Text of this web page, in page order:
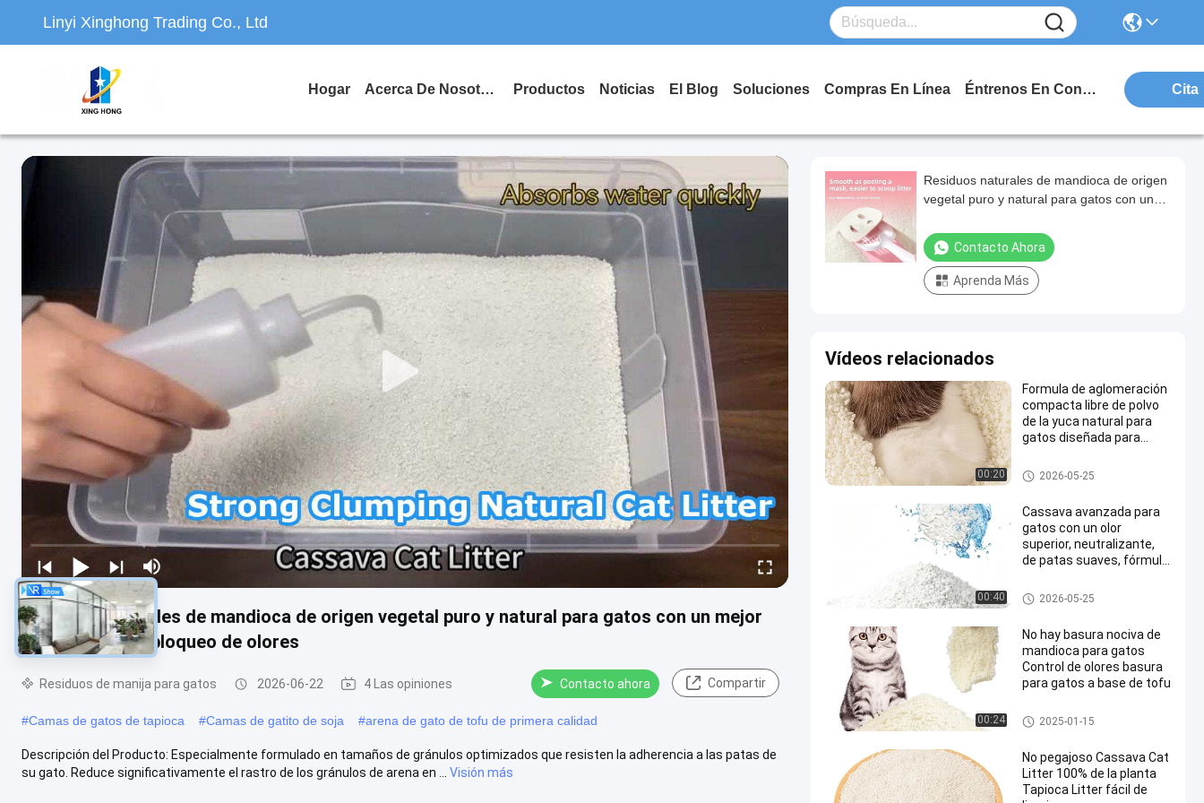
Linyi Xinghong Trading Co., Ltd
Hogar Acerca De Nosotros Productos Noticias El Blog Soluciones Compras En Línea Éntrenos En Contacto Con Cita
Residuos naturales de mandioca de origen vegetal puro y natural para gatos con un mejor
rendimiento de bloqueo de olores
Residuos de manija para gatos 2026-06-22 4 Las opiniones Contacto ahora Compartir
#Camas de gatos de tapioca #Camas de gatito de soja #arena de gato de tofu de primera calidad
Descripción del Producto: Especialmente formulado en tamaños de gránulos optimizados que resisten la adherencia a las patas de
su gato. Reduce significativamente el rastro de los gránulos de arena en ...
Visión más
Residuos naturales de mandioca de origen
vegetal puro y natural para gatos con un
Contacto Ahora
Aprenda Más
Vídeos relacionados
00:20
Formula de aglomeración
compacta libre de polvo
de la yuca natural para
gatos diseñada para
Residuos de manija para gato
s
2026-05-25
00:40
Cassava avanzada para
gatos con un olor
superior, neutralizante,
de patas suaves, fórmula
Residuos de manija para gato
s
2026-05-25
00:24
No hay basura nociva de
mandioca para gatos
Control de olores basura
para gatos a base de tofu
Residuos de manija para gato
s
2025-01-15
No pegajoso Cassava Cat
Litter 100% de la planta
Tapioca Litter fácil de